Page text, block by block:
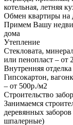
котельная, летняя
Обмен квартиры на
Примем Вашу
дома
Утепление
Стекловата,
или пенопласт – от
Внутренняя отделка
Гипсокартон,
– от 500р./м2
Строительство
Занимаемся
деревянных
шпалерные)